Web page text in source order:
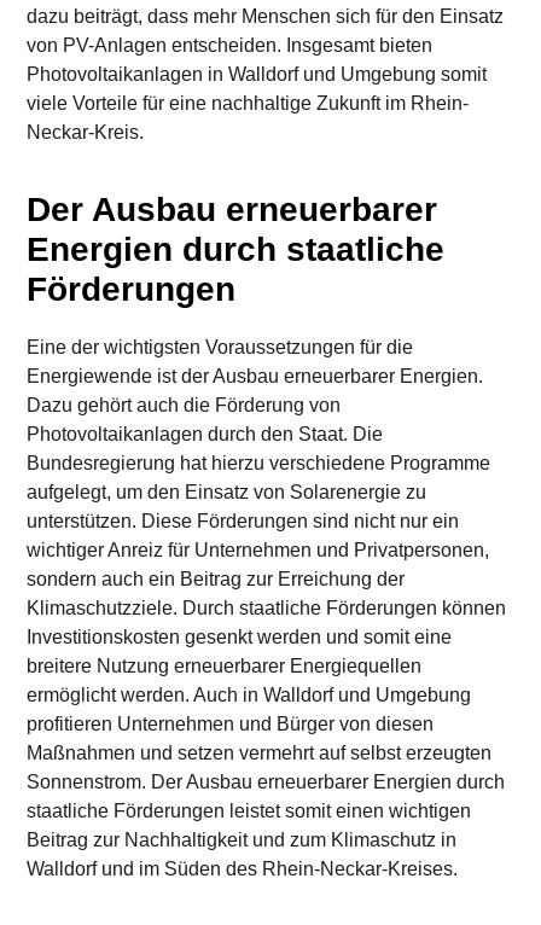
dazu beiträgt, dass mehr Menschen sich für den Einsatz
von PV-Anlagen entscheiden. Insgesamt bieten
Photovoltaikanlagen in Walldorf und Umgebung somit
viele Vorteile für eine nachhaltige Zukunft im Rhein-
Neckar-Kreis.
Der Ausbau erneuerbarer
Energien durch staatliche
Förderungen
Eine der wichtigsten Voraussetzungen für die
Energiewende ist der Ausbau erneuerbarer Energien.
Dazu gehört auch die Förderung von
Photovoltaikanlagen durch den Staat. Die
Bundesregierung hat hierzu verschiedene Programme
aufgelegt, um den Einsatz von Solarenergie zu
unterstützen. Diese Förderungen sind nicht nur ein
wichtiger Anreiz für Unternehmen und Privatpersonen,
sondern auch ein Beitrag zur Erreichung der
Klimaschutzziele. Durch staatliche Förderungen können
Investitionskosten gesenkt werden und somit eine
breitere Nutzung erneuerbarer Energiequellen
ermöglicht werden. Auch in Walldorf und Umgebung
profitieren Unternehmen und Bürger von diesen
Maßnahmen und setzen vermehrt auf selbst erzeugten
Sonnenstrom. Der Ausbau erneuerbarer Energien durch
staatliche Förderungen leistet somit einen wichtigen
Beitrag zur Nachhaltigkeit und zum Klimaschutz in
Walldorf und im Süden des Rhein-Neckar-Kreises.